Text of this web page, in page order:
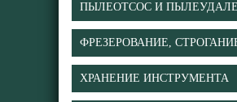
ПЫЛЕОТСОС И
ФРЕЗЕРОВАНИЕ,
ХРАНЕНИЕ ИНСТРУМЕНТА